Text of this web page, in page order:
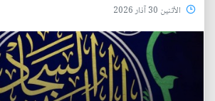
الأثنين 30 آذار 2026